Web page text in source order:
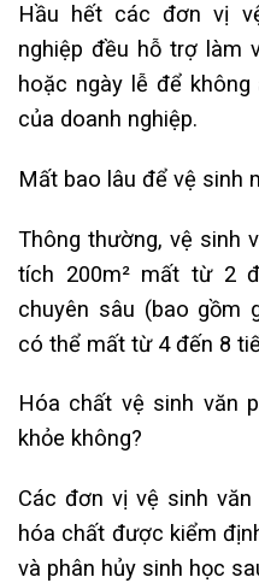
Hầu hết các đơn vị
nghiệp đều hỗ trợ làm
hoặc ngày lễ để
của doanh nghiệp.
Mất bao lâu để vệ sinh
Thông thường, vệ sinh
tích 200m² mất từ 2
chuyên sâu (bao gồm
có thể mất từ 4 đến 8
Hóa chất vệ sinh văn
khỏe không?
Các đơn vị vệ sinh
hóa chất được kiểm
và phân hủy sinh học